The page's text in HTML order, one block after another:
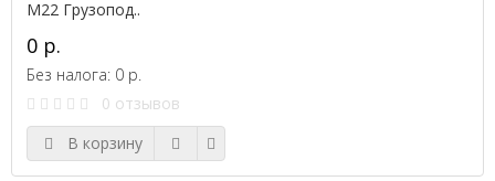
M22 Грузопод..
0 р.
Без налога: 0 р.
0 отзывов
В корзину